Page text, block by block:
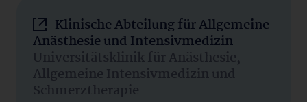
Klinische Abteilung für Allgemeine
Anästhesie und Intensivmedizin
Universitätsklinik für Anästhesie,
Allgemeine Intensivmedizin und
Schmerztherapie